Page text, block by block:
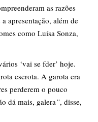
as razões
apresentação, além de
como Luísa Sonza,
‘vai se fder’ hoje.
escrota. A garota era
perderem o pouco
dá mais, galera”, disse,